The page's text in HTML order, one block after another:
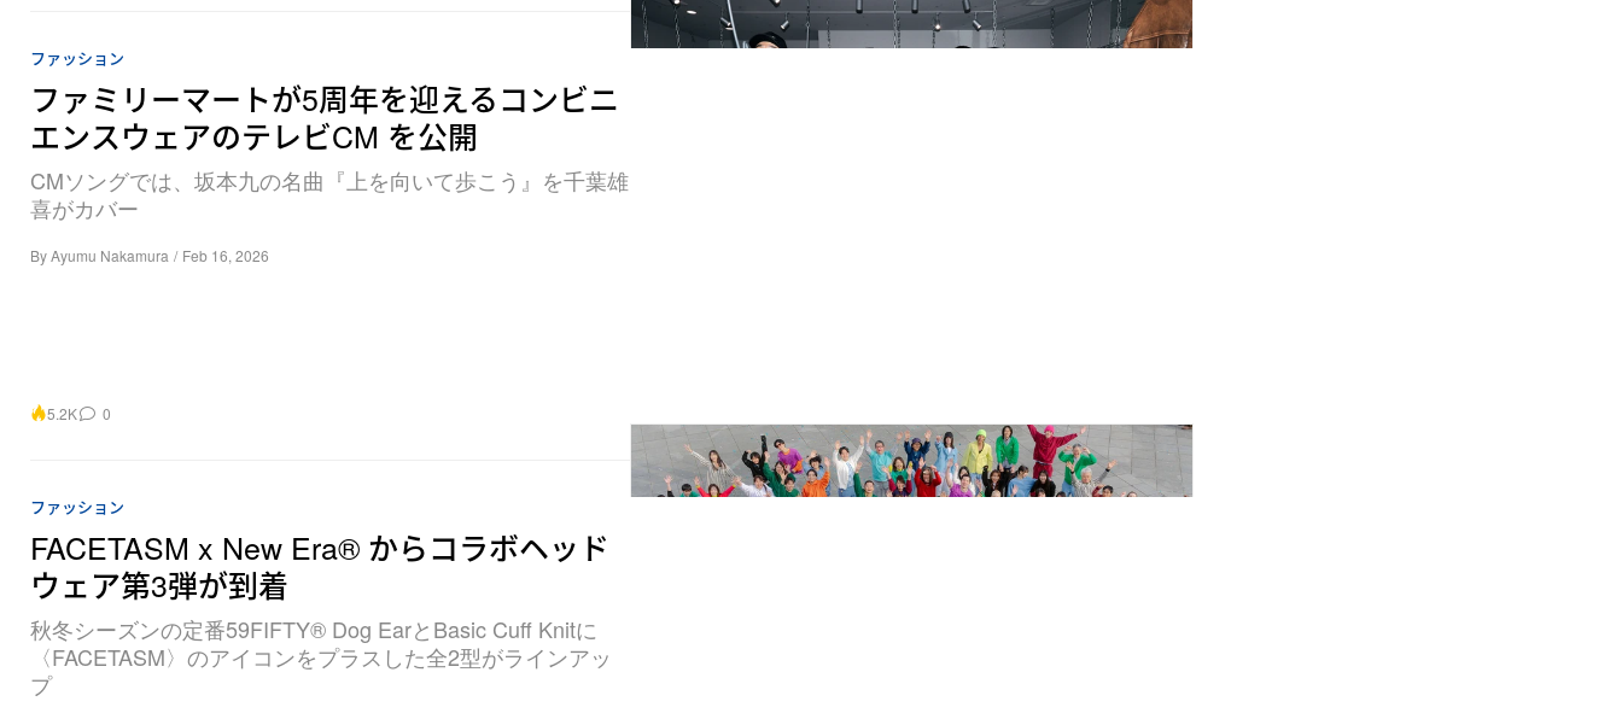
ファッション
ファミリーマートが5周年を迎えるコンビニ
エンスウェアのテレビCM を公開
CMソングでは、坂本九の名曲『上を向いて歩こう』を千葉雄
喜がカバー
ByAyumu Nakamura / Feb 16, 2026
5.2K 0
ファッション
FACETASM x New Era® からコラボヘッド
ウェア第3弾が到着
秋冬シーズンの定番59FIFTY® Dog EarとBasic Cuff Knitに
〈FACETASM〉のアイコンをプラスした全2型がラインアッ
プ